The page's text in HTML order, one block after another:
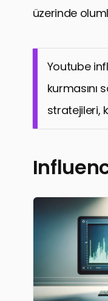
üzerinde
Youtube
kurmasını
stratejileri,